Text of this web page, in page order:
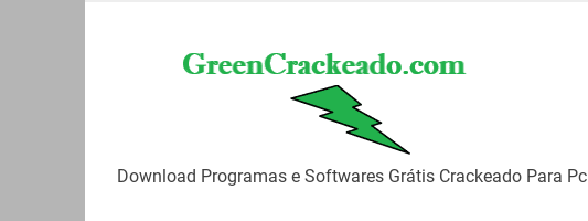
Download Programas e Softwares Grátis Crackeado Para Pc